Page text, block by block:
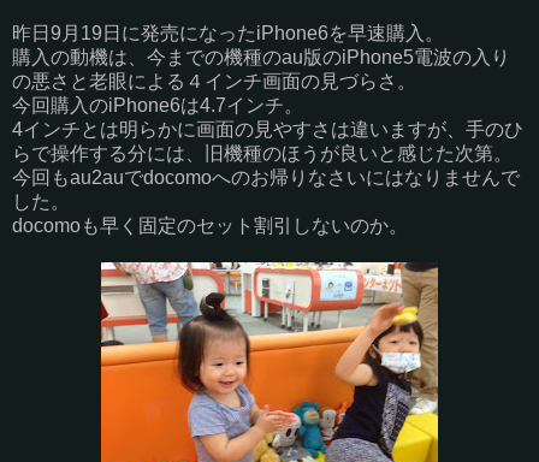
昨日9月19日に発売になったiPhone6を早速購入。
購入の動機は、今までの機種のau版のiPhone5電波の入り
の悪さと老眼による４インチ画面の見づらさ。
今回購入のiPhone6は4.7インチ。
4インチとは明らかに画面の見やすさは違いますが、手のひ
らで操作する分には、旧機種のほうが良いと感じた次第。
今回もau2auでdocomoへのお帰りなさいにはなりませんで
した。
docomoも早く固定のセット割引しないのか。